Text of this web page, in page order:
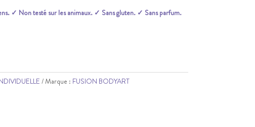
✓ Non testé sur les animaux. ✓ Sans gluten. ✓ Sans parfum.
Marque : FUSION BODYART